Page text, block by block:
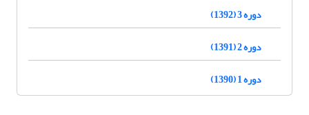
دوره 3 (1392)
دوره 2 (1391)
دوره 1 (1390)